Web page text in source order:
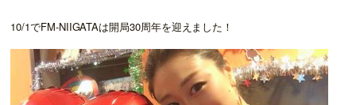
10/1でFM-NIIGATAは開局30周年を迎えました！